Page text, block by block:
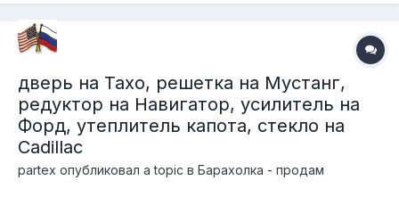
дверь на Тахо, решетка на Мустанг,
редуктор на Навигатор, усилитель на
Форд, утеплитель капота, стекло на
Cadillac
partex опубликовал a topic в Барахолка - продам